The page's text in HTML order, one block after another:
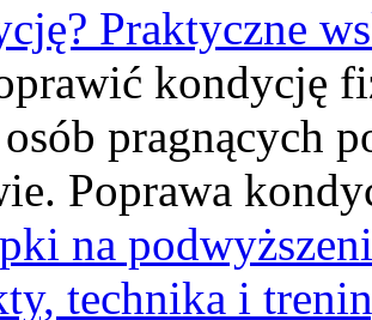
Praktyczne
kondycję
pragnących
Poprawa